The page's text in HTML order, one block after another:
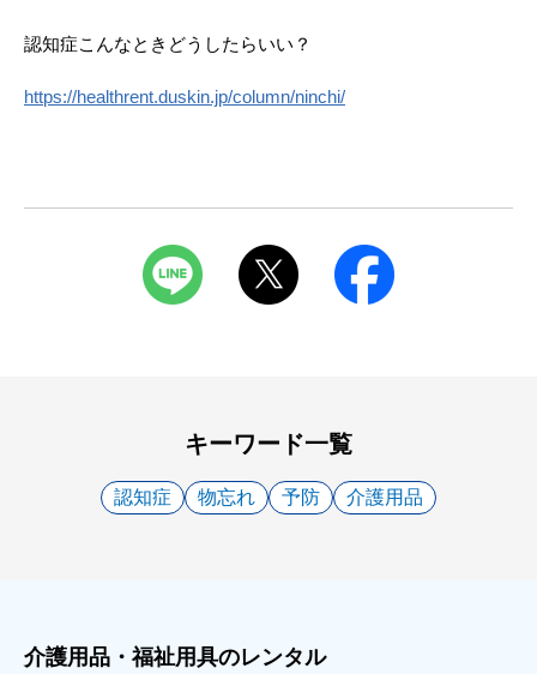
認知症こんなときどうしたらいい？
https://healthrent.duskin.jp/column/ninchi/
キーワード一覧
認知症 物忘れ 予防 介護用品
介護用品・福祉用具のレンタル